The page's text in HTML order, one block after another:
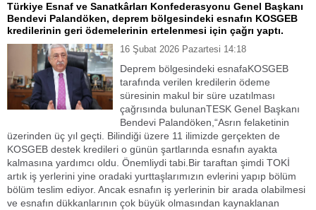
Türkiye Esnaf ve Sanatkârları Konfederasyonu Genel Başkanı
Bendevi Palandöken, deprem bölgesindeki esnafın KOSGEB
kredilerinin geri ödemelerinin ertelenmesi için çağrı yaptı.
16 Şubat 2026 Pazartesi 14:18
Deprem bölgesindeki esnafaKOSGEB
tarafında verilen kredilerin ödeme
süresinin makul bir süre uzatılması
çağrısında bulunanTESK Genel Başkanı
Bendevi Palandöken,“Asrın felaketinin
üzerinden üç yıl geçti. Bilindiği üzere 11 ilimizde gerçekten de
KOSGEB destek kredileri o günün şartlarında esnafın ayakta
kalmasına yardımcı oldu. Önemliydi tabi.Bir taraftan şimdi TOKİ
artık iş yerlerini yine oradaki yurttaşlarımızın evlerini yapıp bölüm
bölüm teslim ediyor. Ancak esnafın iş yerlerinin bir arada olabilmesi
ve esnafın dükkanlarının çok büyük olmasından kaynaklanan